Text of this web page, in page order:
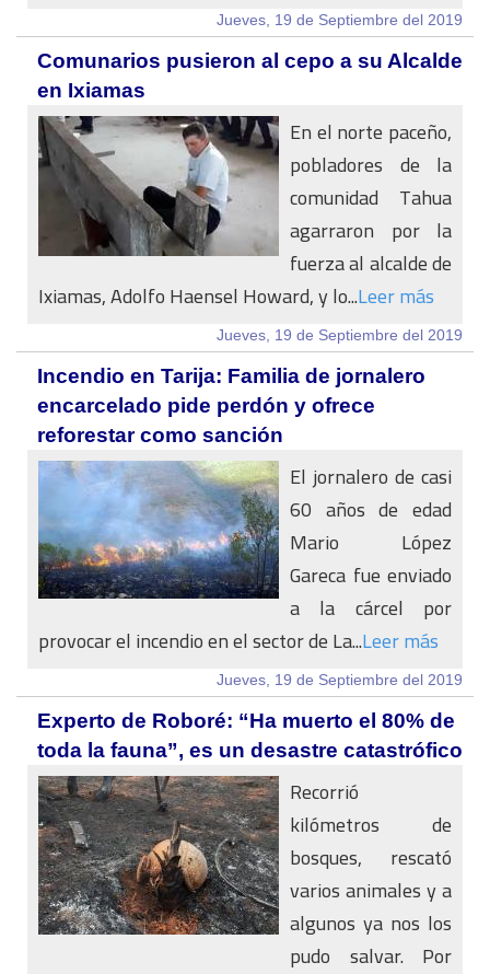
Jueves, 19 de Septiembre del 2019
Comunarios pusieron al cepo a su Alcalde
en Ixiamas
En el norte paceño,
pobladores de la
comunidad Tahua
agarraron por la
fuerza al alcalde de
Ixiamas, Adolfo Haensel Howard, y lo...Leer más
Jueves, 19 de Septiembre del 2019
Incendio en Tarija: Familia de jornalero
encarcelado pide perdón y ofrece
reforestar como sanción
El jornalero de casi
60 años de edad
Mario López
Gareca fue enviado
a la cárcel por
provocar el incendio en el sector de La...Leer más
Jueves, 19 de Septiembre del 2019
Experto de Roboré: “Ha muerto el 80% de
toda la fauna”, es un desastre catastrófico
Recorrió
kilómetros de
bosques, rescató
varios animales y a
algunos ya nos los
pudo salvar. Por